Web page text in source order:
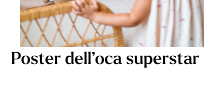
Poster dell’oca superstar